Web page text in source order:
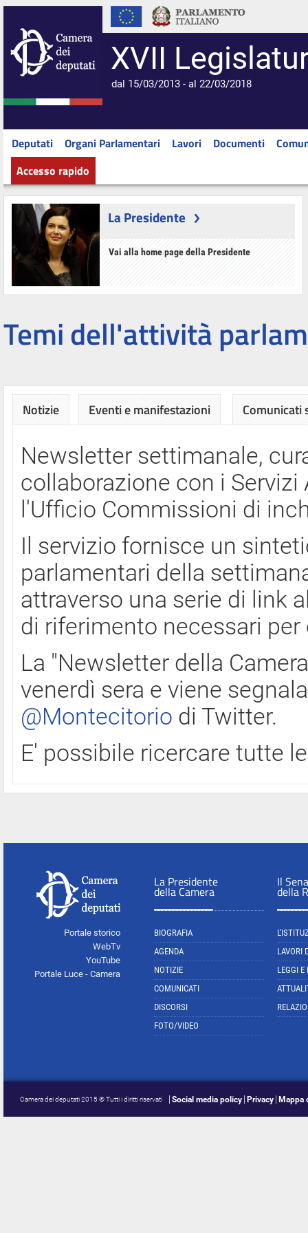
XVII
dal 15/03/2013 - al 22/03/2018
Deputati Organi Parlamentari Lavori Documenti
Accesso rapido
La Presidente
Vai alla home page della Presidente
Temi dell'attività
Notizie Eventi e manifestazioni Comunicati
Newsletter settimanale,
collaborazione con i
l'Ufficio Commissioni di
Il servizio fornisce un
parlamentari della
attraverso una serie di link
di riferimento necessari
La "Newsletter della
venerdì sera e viene
@Montecitorio di Twitter.
E' possibile ricercare tutte
Portale storico
WebTv
YouTube
Portale Luce - Camera
La Presidente
della Camera
BIOGRAFIA
AGENDA
NOTIZIE
COMUNICATI
DISCORSI
FOTO/VIDEO
Il
della
LAVORI
LEGGI E
Camera dei deputati 2015 © Tutti i diritti riservati Social media policy Privacy Mappa